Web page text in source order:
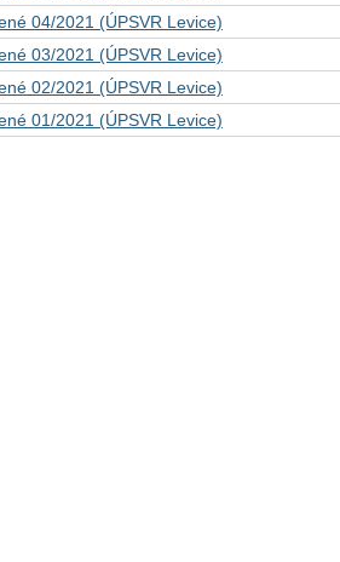
04/2021 (ÚPSVR Levice)
03/2021 (ÚPSVR Levice)
02/2021 (ÚPSVR Levice)
01/2021 (ÚPSVR Levice)